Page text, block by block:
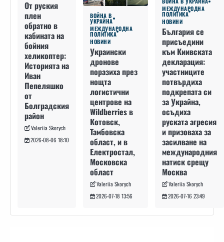
От руския
плен
обратно в
кабината на
бойния
хеликоптер:
Историята на
Иван
Пепеляшко
от
Болградския
район
Valeriia Skorych
2026-08-06 18:10
ВОЙНА В
УКРАЙНА
МЕЖДУНАРОДНА
ПОЛИТИКА
НОВИНИ
Украински
дронове
поразиха през
нощта
логистични
центрове на
Wildberries в
Котовск,
Тамбовска
област, и в
Електростал,
Московска
област
Valeriia Skorych
2026-07-18 13:56
МЕЖДУНАРОДНА
ПОЛИТИКА
НОВИНИ
България се
присъедини
към Киивската
декларация:
участниците
потвърдиха
подкрепата си
за Украйна,
осъдиха
руската агресия
и призоваха за
засилване на
международния
натиск срещу
Москва
Valeriia Skorych
2026-07-16 23:49